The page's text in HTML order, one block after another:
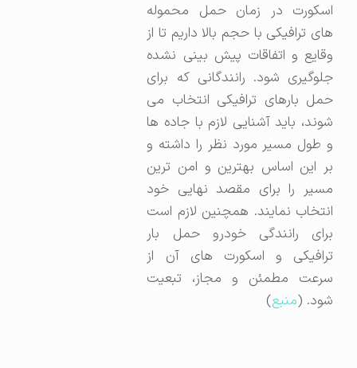
اسکورت در زمان حمل محموله
های ترافیکی با حجم بالا داریم تا از
وقایع و اتفاقات پیش بینی نشده
جلوگیری شود. رانندگانی که برای
حمل بارهای ترافیکی انتخاب می
شوند، باید آشنایی لازم با جاده ها
و طول مسیر مورد نظر را داشته و
بر این اساس بهترین و امن ترین
مسیر را برای مقصد نهایی خود
انتخاب نمایند. همچنین لازم است
برای رانندگی خودرو حمل بار
ترافیکی و اسکورت های آن از
سرعت مطمئن و مجاز، تبعیت
شود. (منبع)